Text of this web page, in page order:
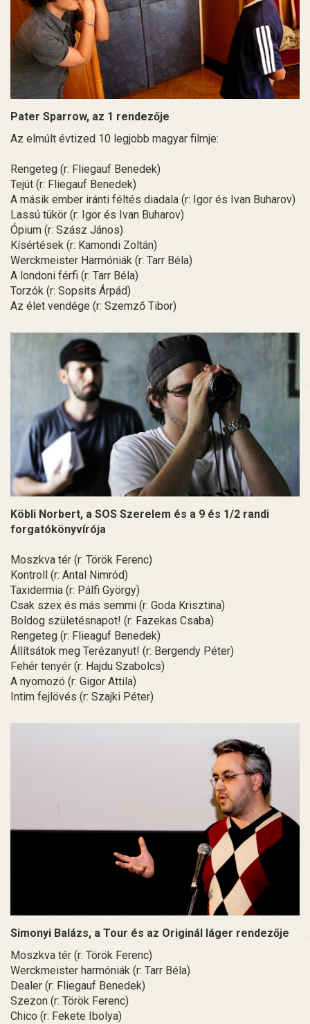
Pater Sparrow, az 1 rendezője
Az elmúlt évtized 10 legjobb magyar filmje:
Rengeteg (r: Fliegauf Benedek)
Tejút (r: Fliegauf Benedek)
A másik ember iránti féltés diadala (r: Igor és Ivan Buharov)
Lassú tükör (r: Igor és Ivan Buharov)
Ópium (r: Szász János)
Kísértések (r: Kamondi Zoltán)
Werckmeister Harmóniák (r: Tarr Béla)
A londoni férfi (r: Tarr Béla)
Torzók (r: Sopsits Árpád)
Az élet vendége (r: Szemző Tibor)
Köbli Norbert, a SOS Szerelem és a 9 és 1/2 randi
forgatókönyvírója
Moszkva tér (r: Török Ferenc)
Kontroll (r: Antal Nimród)
Taxidermia (r: Pálfi György)
Csak szex és más semmi (r: Goda Krisztina)
Boldog születésnapot! (r: Fazekas Csaba)
Rengeteg (r: Flieaguf Benedek)
Állítsátok meg Terézanyut! (r: Bergendy Péter)
Fehér tenyér (r: Hajdu Szabolcs)
A nyomozó (r: Gigor Attila)
Intim fejlövés (r: Szajki Péter)
Simonyi Balázs, a Tour és az Originál láger rendezője
Moszkva tér (r: Török Ferenc)
Werckmeister harmóniák (r: Tarr Béla)
Dealer (r: Fliegauf Benedek)
Szezon (r: Török Ferenc)
Chico (r: Fekete Ibolya)